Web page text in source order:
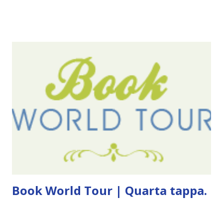
Pagine: 448 Editore: Newton Compton Editori
Pubblicazione: 10 Gennaio 2023 Traduttore: Laura Lancini
Trama: “Si chiama Michael Crist. È il fratello maggiore del
mio ragazzo ed è come quei film dell'orrore che guardi
coprendoti gli occhi. È bellissimo, forte, e assolutamente
visto, l'ho sentito. Le cose che ha fatto, i misfatti ch...
Book World Tour | Quarta tappa.